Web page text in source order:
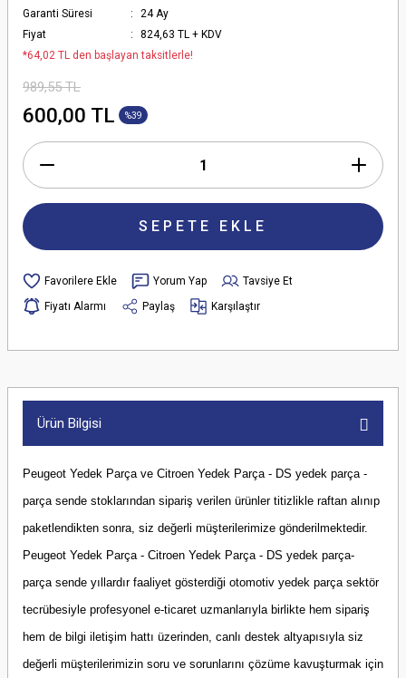
Garanti Süresi
24 Ay
Fiyat
824,63 TL + KDV
*64,02 TL den başlayan taksitlerle!
989,55 TL
600,00 TL %39
SEPETE EKLE
Yorum Yap
Tavsiye Et
Fiyatı Alarmı
Paylaş Karşılaştır
Ürün Bilgisi
Peugeot Yedek Parça ve Citroen Yedek Parça - DS yedek parça -
parça sende stoklarından sipariş verilen ürünler titizlikle raftan alınıp
paketlendikten sonra, siz değerli müşterilerimize gönderilmektedir.
Peugeot Yedek Parça - Citroen Yedek Parça - DS yedek parça-
parça sende yıllardır faaliyet gösterdiği otomotiv yedek parça sektör
tecrübesiyle profesyonel e-ticaret uzmanlarıyla birlikte hem sipariş
hem de bilgi iletişim hattı üzerinden, canlı destek altyapısıyla siz
değerli müşterilerimizin soru ve sorunlarını çözüme kavuşturmak için